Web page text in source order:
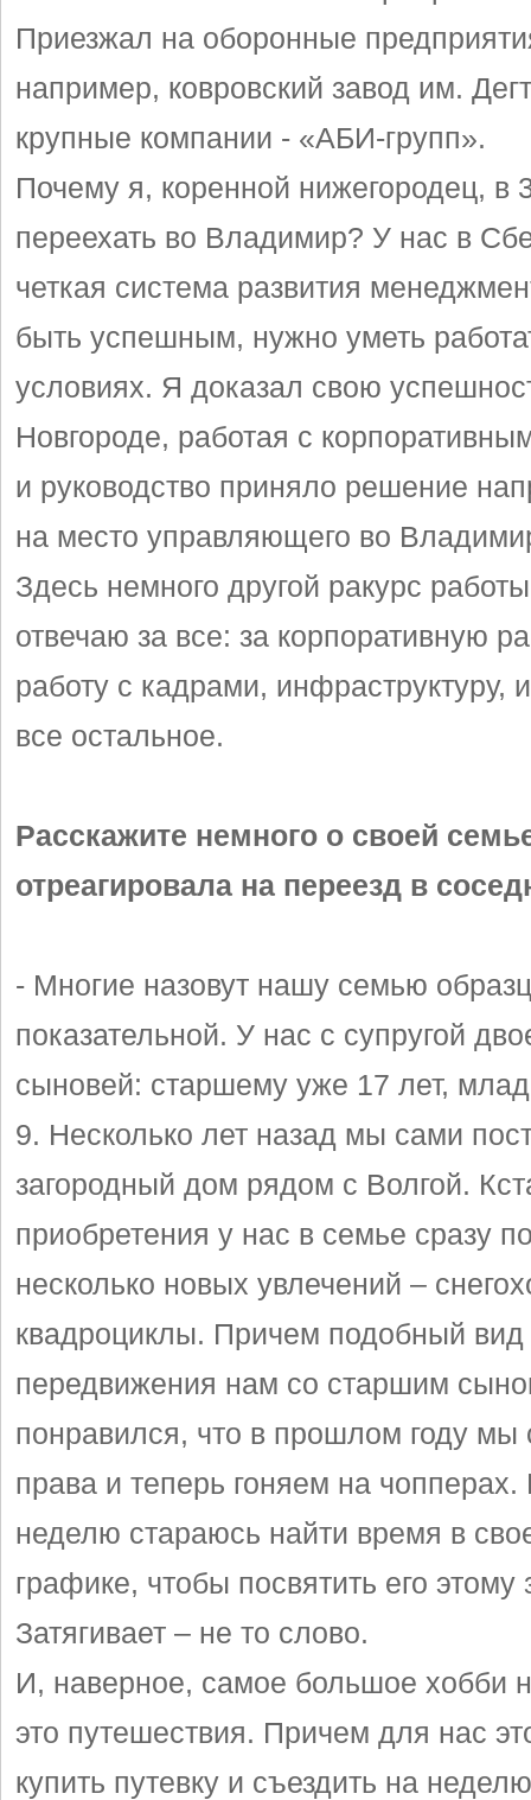
Приезжал на оборонные
например, ковровский завод им.
крупные компании - «АБИ-групп».
Почему я, коренной нижегородец, в
переехать во Владимир? У нас в
четкая система развития
быть успешным, нужно уметь
условиях. Я доказал свою
Новгороде, работая с
и руководство приняло решение
на место управляющего во
Здесь немного другой ракурс
отвечаю за все: за корпоративную
работу с кадрами, инфраструктуру,
все остальное.
Расскажите немного о своей
отреагировала на переезд в
- Многие назовут нашу семью
показательной. У нас с супругой
сыновей: старшему уже 17 лет,
9. Несколько лет назад мы сами
загородный дом рядом с Волгой.
приобретения у нас в семье сразу
несколько новых увлечений –
квадроциклы. Причем подобный вид
передвижения нам со старшим
понравился, что в прошлом году мы
права и теперь гоняем на
неделю стараюсь найти время в
графике, чтобы посвятить его этому
Затягивает – не то слово.
И, наверное, самое большое хобби
это путешествия. Причем для нас
купить путевку и съездить на